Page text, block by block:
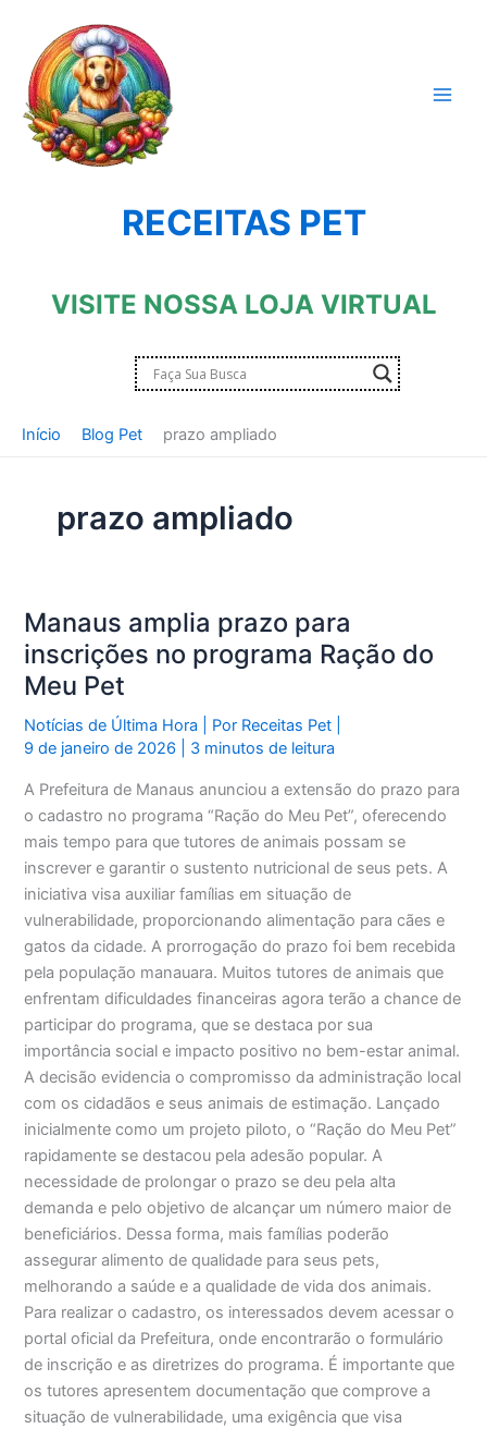
conteúdo
RECEITAS PET
VISITE NOSSA LOJA VIRTUAL
Início Blog Pet prazo ampliado
prazo ampliado
Manaus amplia prazo para
inscrições no programa Ração do
Meu Pet
Notícias de Última Hora | Por Receitas Pet
9 de janeiro de 2026
3 minutos de leitura
A Prefeitura de Manaus anunciou a extensão do prazo para
o cadastro no programa “Ração do Meu Pet”, oferecendo
mais tempo para que tutores de animais possam se
inscrever e garantir o sustento nutricional de seus pets. A
iniciativa visa auxiliar famílias em situação de
vulnerabilidade, proporcionando alimentação para cães e
gatos da cidade. A prorrogação do prazo foi bem recebida
pela população manauara. Muitos tutores de animais que
enfrentam dificuldades financeiras agora terão a chance de
participar do programa, que se destaca por sua
importância social e impacto positivo no bem-estar animal.
A decisão evidencia o compromisso da administração local
com os cidadãos e seus animais de estimação. Lançado
inicialmente como um projeto piloto, o “Ração do Meu Pet”
rapidamente se destacou pela adesão popular. A
necessidade de prolongar o prazo se deu pela alta
demanda e pelo objetivo de alcançar um número maior de
beneficiários. Dessa forma, mais famílias poderão
assegurar alimento de qualidade para seus pets,
melhorando a saúde e a qualidade de vida dos animais.
Para realizar o cadastro, os interessados devem acessar o
portal oficial da Prefeitura, onde encontrarão o formulário
de inscrição e as diretrizes do programa. É importante que
os tutores apresentem documentação que comprove a
situação de vulnerabilidade, uma exigência que visa